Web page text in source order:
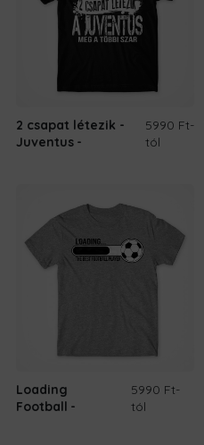
2 csapat létezik -
Juventus
5990 Ft-
tól
Loading
Football
5990 Ft-
tól